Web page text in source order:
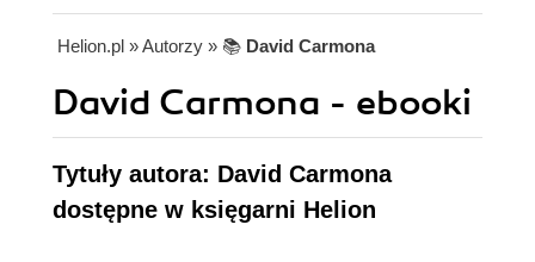
Helion.pl » Autorzy » 📚 David Carmona
David Carmona - ebooki
Tytuły autora: David Carmona
dostępne w księgarni Helion